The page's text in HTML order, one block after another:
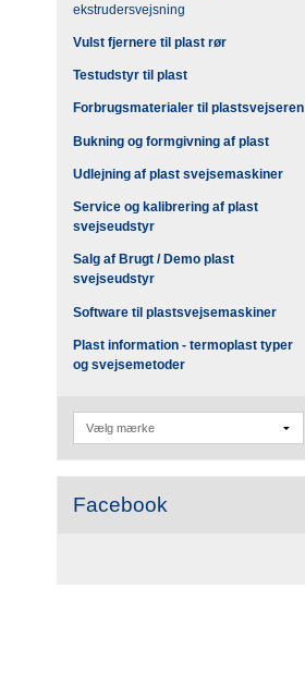
ekstrudersvejsning
Vulst fjernere til plast rør
Testudstyr til plast
Forbrugsmaterialer til plastsvejseren
Bukning og formgivning af plast
Udlejning af plast svejsemaskiner
Service og kalibrering af plast
svejseudstyr
Salg af Brugt / Demo plast
svejseudstyr
Software til plastsvejsemaskiner
Plast information - termoplast typer
og svejsemetoder
Facebook